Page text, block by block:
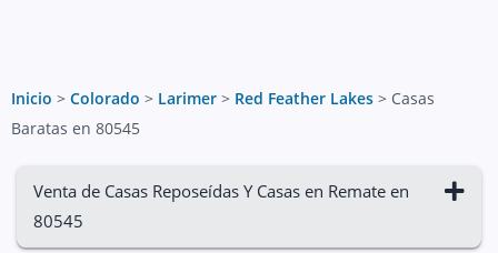
Inicio > Colorado > Larimer > Red Feather Lakes > Casas
Baratas en 80545
Venta de Casas Reposeídas Y Casas en Remate en
80545